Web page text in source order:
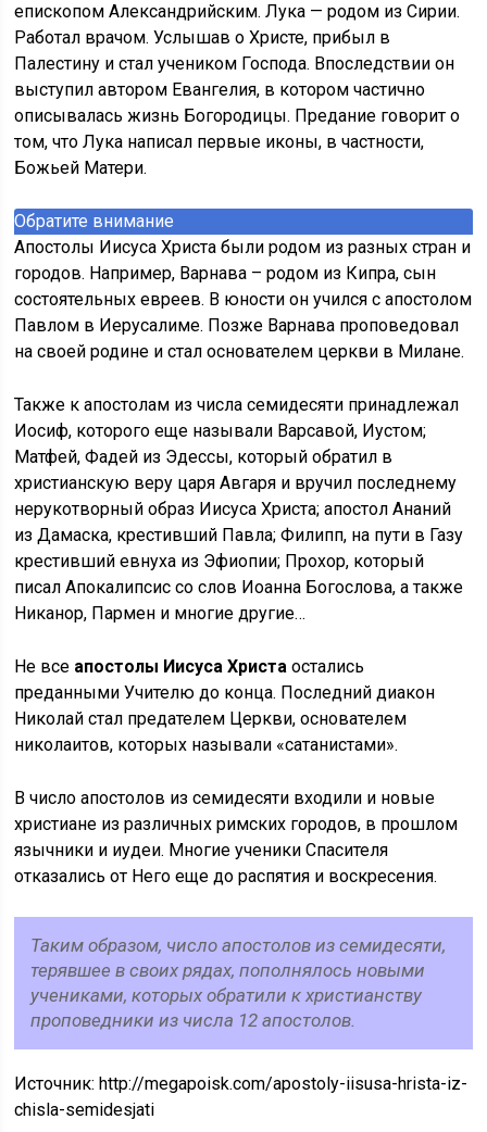
епископом Александрийским. Лука — родом из Сирии.
Работал врачом. Услышав о Христе, прибыл в
Палестину и стал учеником Господа. Впоследствии он
выступил автором Евангелия, в котором частично
описывалась жизнь Богородицы. Предание говорит о
том, что Лука написал первые иконы, в частности,
Божьей Матери.
Обратите внимание
Апостолы Иисуса Христа были родом из разных стран и
городов. Например, Варнава – родом из Кипра, сын
состоятельных евреев. В юности он учился с апостолом
Павлом в Иерусалиме. Позже Варнава проповедовал
на своей родине и стал основателем церкви в Милане.
Также к апостолам из числа семидесяти принадлежал
Иосиф, которого еще называли Варсавой, Иустом;
Матфей, Фадей из Эдессы, который обратил в
христианскую веру царя Авгаря и вручил последнему
нерукотворный образ Иисуса Христа; апостол Ананий
из Дамаска, крестивший Павла; Филипп, на пути в Газу
крестивший евнуха из Эфиопии; Прохор, который
писал Апокалипсис со слов Иоанна Богослова, а также
Никанор, Пармен и многие другие…
Не все апостолы Иисуса Христа остались
преданными Учителю до конца. Последний диакон
Николай стал предателем Церкви, основателем
николаитов, которых называли «сатанистами».
В число апостолов из семидесяти входили и новые
христиане из различных римских городов, в прошлом
язычники и иудеи. Многие ученики Спасителя
отказались от Него еще до распятия и воскресения.
Таким образом, число апостолов из семидесяти,
терявшее в своих рядах, пополнялось новыми
учениками, которых обратили к христианству
проповедники из числа 12 апостолов.
Источник:http://megapoisk.com/apostoly-iisusa-hrista-iz-
chisla-semidesjati